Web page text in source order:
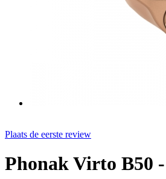
Plaats de eerste review
Phonak Virto B50